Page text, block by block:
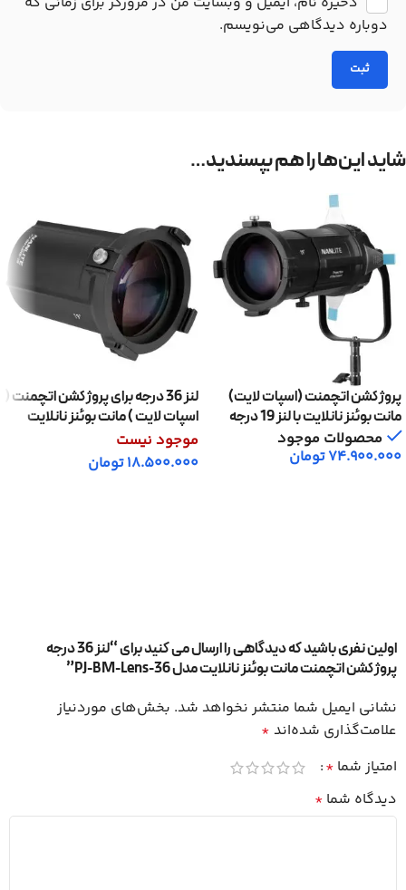
دوباره دیدگاهی می‌نویسم.
شاید این‌ها را هم بپسندید…
پروژکشن اتچمنت (اسپات لایت)
مانت بوئنز نانلایت با لنز 19 درجه
مدل Nanlite PJ-BM-19محصولات موجود
74.900.000تومان
لنز 36 درجه برای پروژکشن اتچمنت (
اسپات لایت ) مانت بوئنز نانلایت
مدل PJ-BM-LENS-36
موجود نیست
18.500.000تومان
اولین نفری باشید که دیدگاهی را ارسال می کنید برای “لنز 36 درجه
پروژکشن اتچمنت مانت بوئنز نانلایت مدل PJ-BM-Lens-36”
نشانی ایمیل شما منتشر نخواهد شد. بخش‌های موردنیاز
علامت‌گذاری شده‌اند *
امتیاز شما *
دیدگاه شما *